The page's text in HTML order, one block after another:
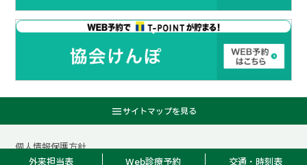
個人情報保護方針
Copyright ©宇治徳洲会病院 All rights reserved.
外来担当表 Web診療予約 交通・時刻表